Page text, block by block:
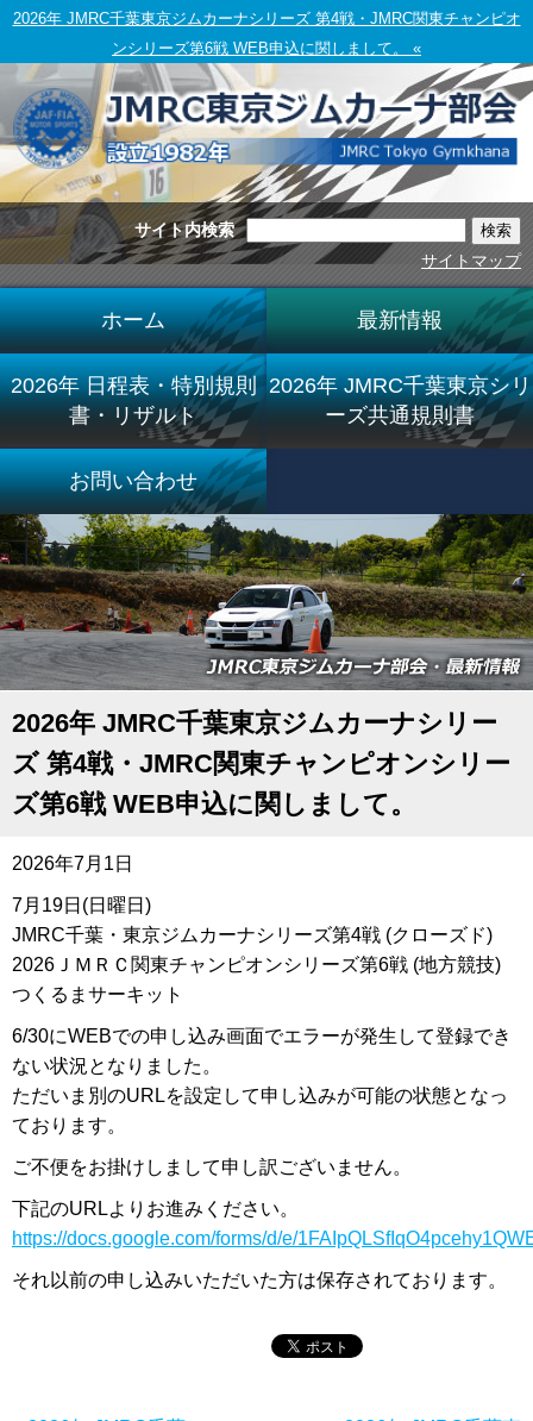
2026年 JMRC千葉東京ジムカーナシリーズ 第4戦・JMRC関東チャンピオ
ンシリーズ第6戦 WEB申込に関しまして。 «
サイト内検索
サイトマップ
ホーム 最新情報
2026年 日程表・特別規則
書・リザルト
2026年 JMRC千葉東京シリ
ーズ共通規則書
お問い合わせ
2026年 JMRC千葉東京ジムカーナシリー
ズ 第4戦・JMRC関東チャンピオンシリー
ズ第6戦 WEB申込に関しまして。
2026年7月1日
7月19日(日曜日)
JMRC千葉・東京ジムカーナシリーズ第4戦 (クローズド)
2026ＪＭＲＣ関東チャンピオンシリーズ第6戦 (地方競技)
つくるまサーキット
6/30にWEBでの申し込み画面でエラーが発生して登録でき
ない状況となりました。
ただいま別のURLを設定して申し込みが可能の状態となっ
ております。
ご不便をお掛けしまして申し訳ございません。
下記のURLよりお進みください。
https://docs.google.com/forms/d/e/
それ以前の申し込みいただいた方は保存されております。